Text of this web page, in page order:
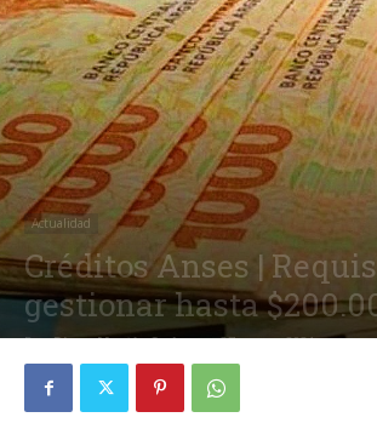
Actualidad
Créditos Anses |
gestionar hasta
Por Diego Martín Suárez - 27 enero, 2021